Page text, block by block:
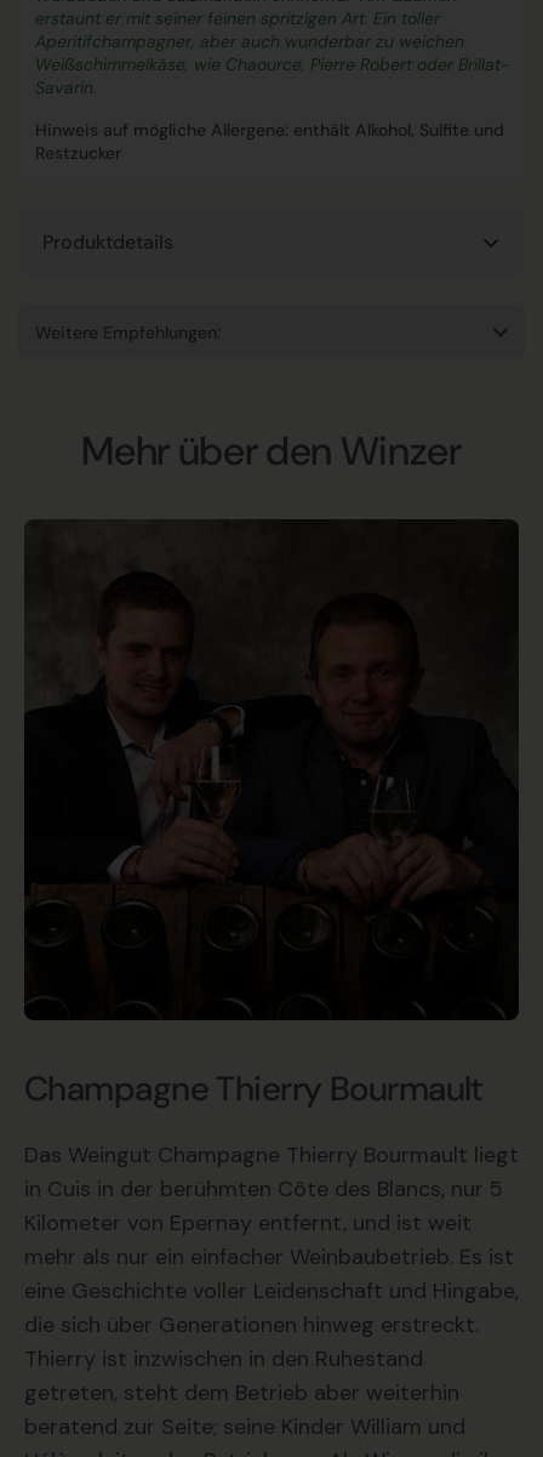
erstaunt er mit seiner feinen spritzigen Art. Ein toller
Aperitifchampagner, aber auch wunderbar zu weichen
Weißschimmelkäse, wie Chaource, Pierre Robert oder Brillat-
Savarin.
Hinweis auf mögliche Allergene: enthält Alkohol, Sulfite und
Restzucker
Produktdetails
Weitere Empfehlungen:
Mehr über den Winzer
Champagne Thierry Bourmault
Das Weingut Champagne Thierry Bourmault liegt
in Cuis in der berühmten Côte des Blancs, nur 5
Kilometer von Epernay entfernt, und ist weit
mehr als nur ein einfacher Weinbaubetrieb. Es ist
eine Geschichte voller Leidenschaft und Hingabe,
die sich über Generationen hinweg erstreckt.
Thierry ist inzwischen in den Ruhestand
getreten, steht dem Betrieb aber weiterhin
beratend zur Seite; seine Kinder William und